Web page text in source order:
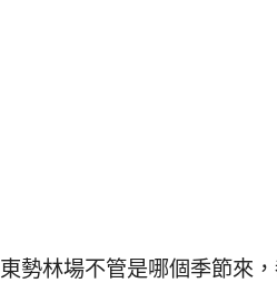
東勢林場不管是哪個季節來